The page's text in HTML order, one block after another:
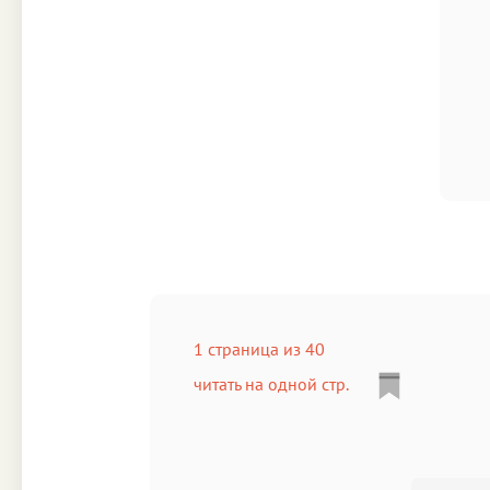
1 страница из 40
читать на одной стр.